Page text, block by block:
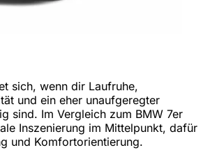
sich, wenn dir Laufruhe,
und ein eher unaufgeregter
sind. Im Vergleich zum BMW 7er
Inszenierung im Mittelpunkt, dafür
und Komfortorientierung.